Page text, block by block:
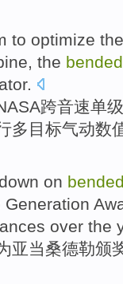
to optimize
, the bended
跨音速单级
多目标气动数
on
Generation
over the
亚当桑德勒颁